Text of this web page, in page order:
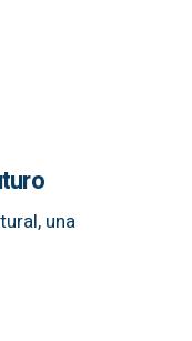
una